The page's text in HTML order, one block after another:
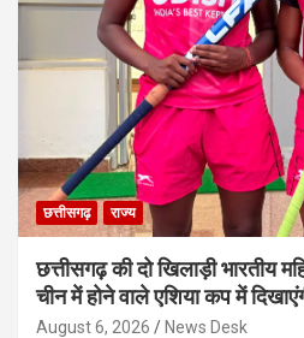
छत्तीसगढ़ राज्य
छत्तीसगढ़ की दो खिलाड़ी भारतीय
चीन में होने वाले एशिया कप में
August 6, 2026 News Desk